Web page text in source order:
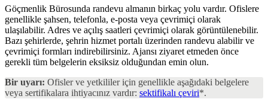
Göçmenlik Bürosunda randevu almanın birkaç yolu vardır. Ofislere
genellikle şahsen, telefonla, e-posta veya çevrimiçi olarak
ulaşılabilir. Adres ve açılış saatleri çevrimiçi olarak görüntülenebilir.
Bazı şehirlerde, şehrin hizmet portalı üzerinden randevu alabilir ve
çevrimiçi formları indirebilirsiniz. Ajansı ziyaret etmeden önce
gerekli tüm belgelerin eksiksiz olduğundan emin olun.
Bir uyarı: Ofisler ve yetkililer için genellikle aşağıdaki belgelere
veya sertifikalara ihtiyacınız vardır: sektifikalı çeviri*.